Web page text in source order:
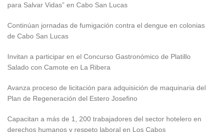
para Salvar Vidas” en Cabo San Lucas
Continúan jornadas de fumigación contra el dengue en colonias
de Cabo San Lucas
Invitan a participar en el Concurso Gastronómico de Platillo
Salado con Camote en La Ribera
Avanza proceso de licitación para adquisición de maquinaria del
Plan de Regeneración del Estero Josefino
Capacitan a más de 1, 200 trabajadores del sector hotelero en
derechos humanos y respeto laboral en Los Cabos